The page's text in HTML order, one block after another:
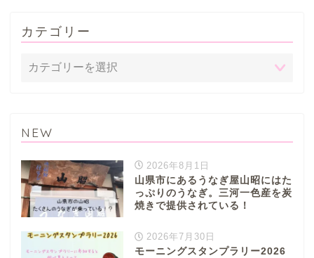
カテゴリー
NEW
2026年8月1日
山県市にあるうなぎ屋山昭にはた
っぷりのうなぎ。三河一色産を炭
焼きで提供されている！
2026年7月30日
モーニングスタンプラリー2026